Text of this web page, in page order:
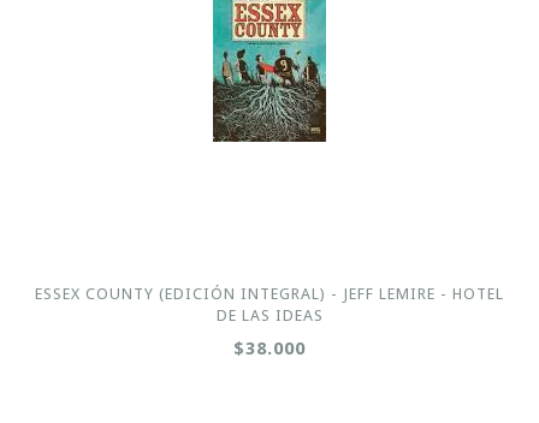
ESSEX COUNTY (EDICIÓN INTEGRAL) - JEFF LEMIRE - HOTEL
DE LAS IDEAS
$38.000